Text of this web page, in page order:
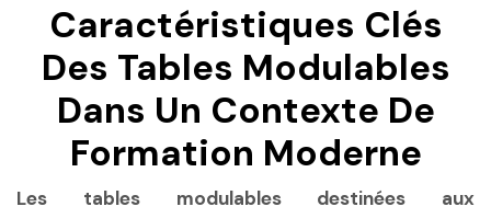
Caractéristiques Clés
Des Tables Modulables
Dans Un Contexte De
Formation Moderne
Les tables modulables destinées aux